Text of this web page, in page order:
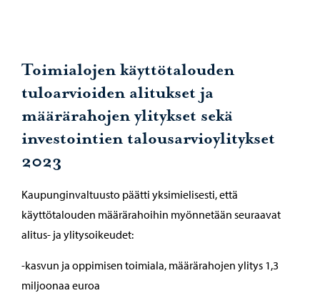
Toimialojen käyttötalouden
tuloarvioiden alitukset ja
määrärahojen ylitykset sekä
investointien talousarvioylitykset
2023
Kaupunginvaltuusto päätti yksimielisesti, että
käyttötalouden määrärahoihin myönnetään seuraavat
alitus- ja ylitysoikeudet:
-kasvun ja oppimisen toimiala, määrärahojen ylitys 1,3
miljoonaa euroa